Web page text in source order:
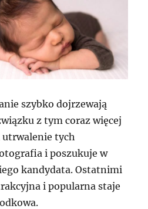
szybko dojrzewają
z tym coraz więcej
utrwalenie tych
i poszukuje w
kandydata. Ostatnimi
i popularna staje